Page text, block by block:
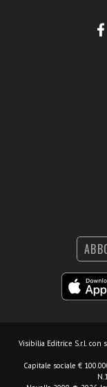
Visibilia Editrice S.r.l. con
Capitale sociale €